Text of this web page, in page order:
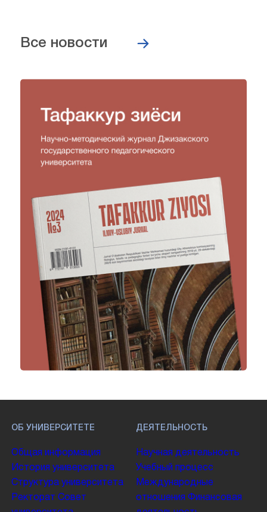
Все новости
ОБ УНИВЕРСИТЕТЕ
Общая информация
История университета
Структура университета
Ректорат Совет
ДЕЯТЕЛЬНОСТЬ
Научная деятельность
Учебный процесс
Международные
отношения Финансовая